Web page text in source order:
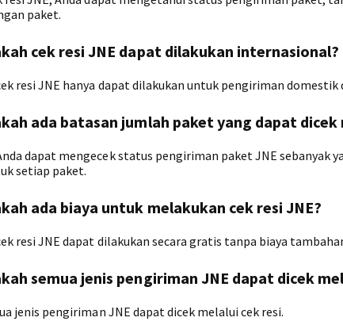
paket.
cek resi JNE dapat dilakukan internasional?
resi JNE hanya dapat dilakukan untuk pengiriman domestik
ada batasan jumlah paket yang dapat dicek
dapat mengecek status pengiriman paket JNE sebanyak
setiap paket.
ada biaya untuk melakukan cek resi JNE?
resi JNE dapat dilakukan secara gratis tanpa biaya
semua jenis pengiriman JNE dapat dicek
jenis pengiriman JNE dapat dicek melalui cek resi.